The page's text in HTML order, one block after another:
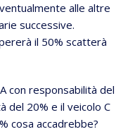
alle altre
successive.
il 50% scatterà
con responsabilità del
del 20% e il veicolo C
cosa accadrebbe?